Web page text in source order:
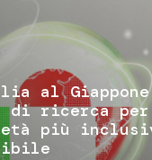
al
di ricerca per
più